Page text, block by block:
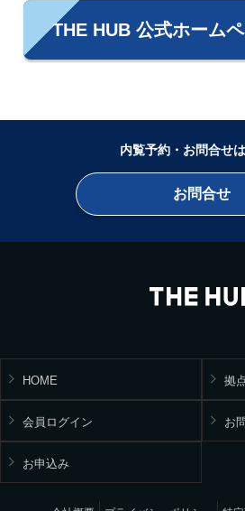
THE HUB 公式ホーム
内覧予約・お問合せ
お問合せ
HOME 拠
会員ログイン お
お申込み